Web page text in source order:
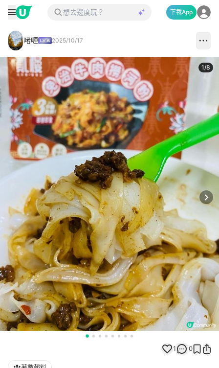
下載App
啫喱 2025/10/17
1/8
1 0